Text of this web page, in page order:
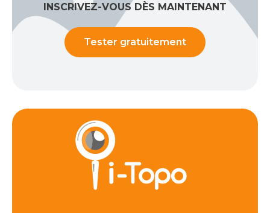
INSCRIVEZ-VOUS DÈS MAINTENANT
Tester gratuitement